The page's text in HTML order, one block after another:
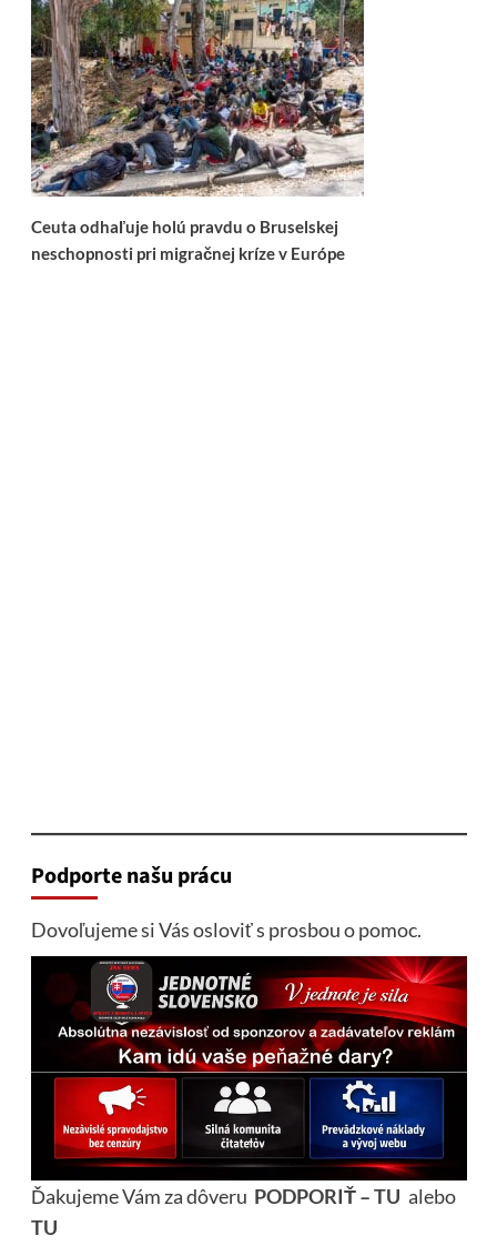
Ceuta odhaľuje holú pravdu o Bruselskej
neschopnosti pri migračnej kríze v Európe
Podporte našu prácu
Dovoľujeme si Vás osloviť s prosbou o pomoc.
Ďakujeme Vám za dôveru PODPORIŤ – TU alebo
TU